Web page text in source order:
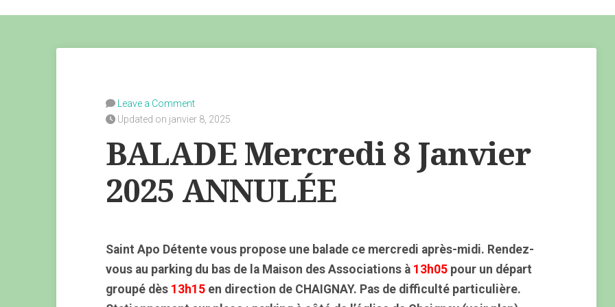
Leave a Comment
Updated on janvier 8, 2025
BALADE Mercredi 8 Janvier
2025 ANNULÉE
Saint Apo Détente vous propose une balade ce mercredi après-midi. Rendez-
vous au parking du bas de la Maison des Associations à 13h05 pour un départ
groupé dès 13h15 en direction de CHAIGNAY. Pas de difficulté particulière.